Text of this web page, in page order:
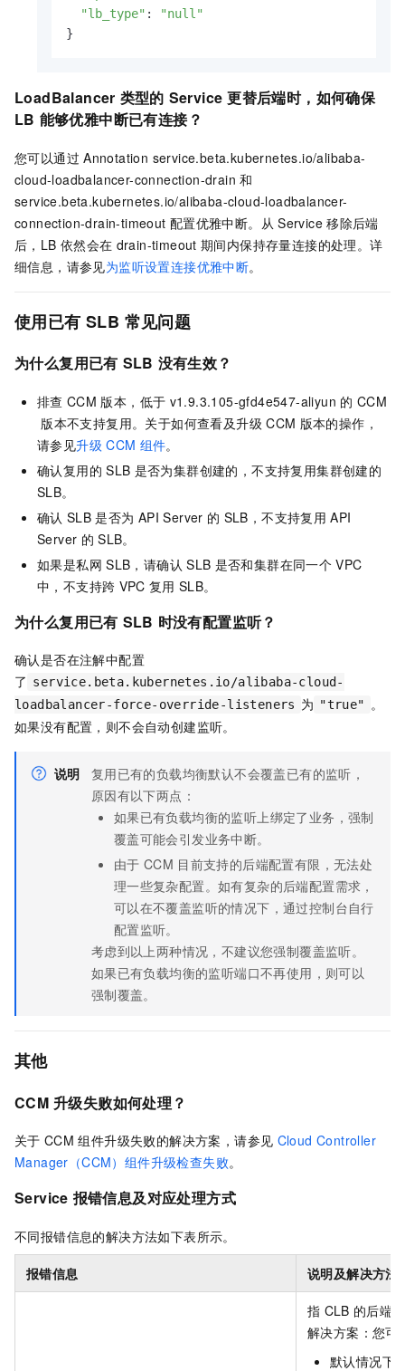
"lb_type" :
"null"
}
LoadBalancer 类型的 Service 更替后端时，如何确保
LB 能够优雅中断已有连接？
您可以通过 Annotation service.beta.kubernetes.io/alibaba-
cloud-loadbalancer-connection-drain 和
service.beta.kubernetes.io/alibaba-cloud-loadbalancer-
connection-drain-timeout 配置优雅中断。从 Service 移除后端
后，LB 依然会在 drain-timeout 期间内保持存量连接的处理。详
细信息，请参见为监听设置连接优雅中断。
使用已有 SLB 常见问题
为什么复用已有 SLB 没有生效？
排查 CCM 版本，低于 v1.9.3.105-gfd4e547-aliyun 的 CCM
版本不支持复用。关于如何查看及升级 CCM 版本的操作，
请参见升级 CCM 组件。
确认复用的 SLB 是否为集群创建的，不支持复用集群创建的
SLB。
确认 SLB 是否为 API Server 的 SLB，不支持复用 API
Server 的 SLB。
如果是私网 SLB，请确认 SLB 是否和集群在同一个 VPC
中，不支持跨 VPC 复用 SLB。
为什么复用已有 SLB 时没有配置监听？
确认是否在注解中配置
了 service.beta.kubernetes.io/alibaba-cloud-
loadbalancer-force-override-listeners 为 "true" 。
如果没有配置，则不会自动创建监听。
说明
复用已有的负载均衡默认不会覆盖已有的监听，
原因有以下两点：
如果已有负载均衡的监听上绑定了业务，强制
覆盖可能会引发业务中断。
由于 CCM 目前支持的后端配置有限，无法处
理一些复杂配置。如有复杂的后端配置需求，
可以在不覆盖监听的情况下，通过控制台自行
配置监听。
考虑到以上两种情况，不建议您强制覆盖监听。
如果已有负载均衡的监听端口不再使用，则可以
强制覆盖。
其他
CCM 升级失败如何处理？
关于 CCM 组件升级失败的解决方案，请参见 Cloud Controller
Manager（CCM）组件升级检查失败。
Service 报错信息及对应处理方式
不同报错信息的解决方法如下表所示。
报错信息 说明及解决方法
指 CLB 的后端
解决方案：您可
默认情况下